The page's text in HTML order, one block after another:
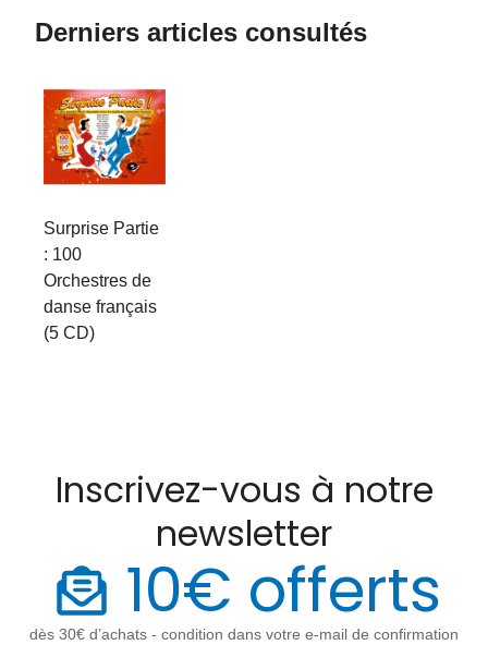
Derniers articles consultés
Surprise Partie
: 100
Orchestres de
danse français
(5 CD)
Inscrivez-vous à notre
newsletter
10€ offerts
dès 30€ d’achats - condition dans votre e-mail de confirmation